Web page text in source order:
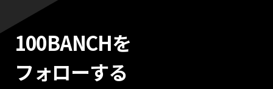
100BANCHを
フォローする